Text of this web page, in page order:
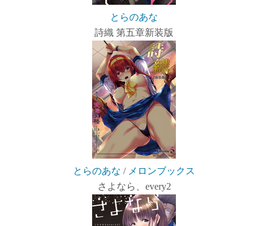
とらのあな
詩織 第五章新装版
とらのあな / メロンブックス
さよなら、every2